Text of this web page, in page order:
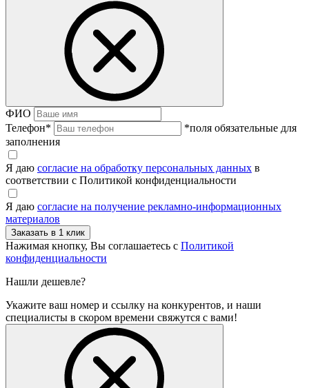
ФИО
Телефон*
*поля обязательные для
заполнения
Я даю согласие на обработку персональных данных в
соответствии с Политикой конфиденциальности
Я даю согласие на получение рекламно-информационных
материалов
Нажимая кнопку, Вы соглашаетесь с Политикой
конфиденциальности
Нашли дешевле?
Укажите ваш номер и ссылку на конкурентов, и наши
специалисты в скором времени свяжутся с вами!